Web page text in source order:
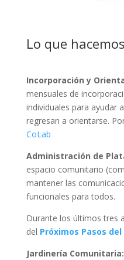
Lo que
Incorporación y
mensuales de
individuales para ayudar
regresan a orientarse.
CoLab
Administración de
espacio comunitario
mantener las
funcionales para todos.
Durante los últimos tres
del Próximos Pasos
Jardinería Comunitaria: